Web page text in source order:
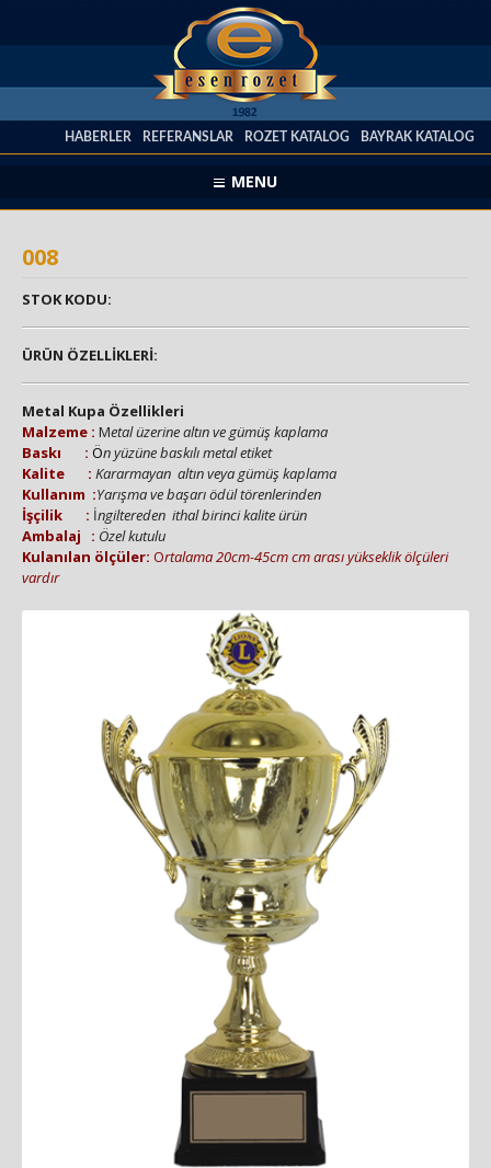
HABERLER REFERANSLAR ROZET KATALOG BAYRAK KATALOG
MENU
008
STOK KODU:
ÜRÜN ÖZELLİKLERİ:
Metal Kupa Özellikleri
Malzeme : Metal üzerine altın ve gümüş kaplama
Baskı : Ön yüzüne baskılı metal etiket
Kalite : Kararmayan altın veya gümüş kaplama
Kullanım :Yarışma ve başarı ödül törenlerinden
İşçilik : İngiltereden ithal birinci kalite ürün
Ambalaj : Özel kutulu
Kulanılan ölçüler: Ortalama 20cm-45cm cm arası yükseklik ölçüleri
vardır